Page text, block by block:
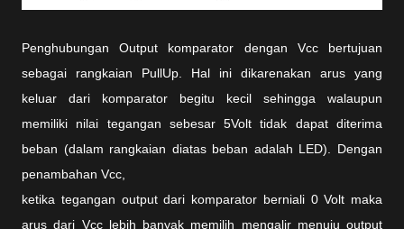
Penghubungan Output komparator dengan Vcc bertujuan
sebagai rangkaian PullUp. Hal ini dikarenakan arus yang
keluar dari komparator begitu kecil sehingga walaupun
memiliki nilai tegangan sebesar 5Volt tidak dapat diterima
beban (dalam rangkaian diatas beban adalah LED). Dengan
penambahan Vcc,
ketika tegangan output dari komparator berniali 0 Volt maka
arus dari Vcc lebih banyak memilih mengalir menuju output